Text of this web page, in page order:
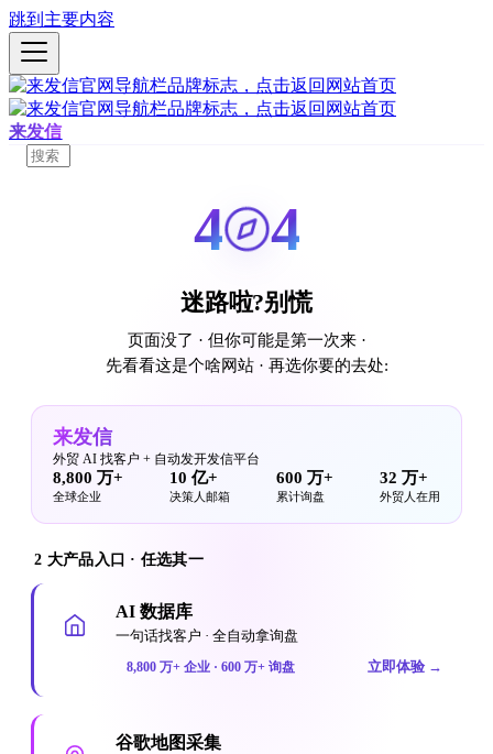
跳到主要内容
来发信
4 4
迷路啦?别慌
页面没了 · 但你可能是第一次来 ·
先看看这是个啥网站 · 再选你要的去处:
来发信
外贸 AI 找客户 + 自动发开发信平台
8,800 万+
全球企业
10 亿+
决策人邮箱
600 万+
累计询盘
32 万+
外贸人在用
2 大产品入口 · 任选其一
AI 数据库
一句话找客户 · 全自动拿询盘
8,800 万+ 企业 · 600 万+ 询盘 立即体验 →
谷歌地图采集